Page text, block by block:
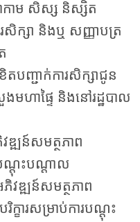
ាកាម សិស្ស និស្សិត
សិក្សា និងឬ សញ្ញាបត្រ
បញ្ជាក់ការសិក្សាជូន
ងមហាផ្ទៃ និងនៅរដ្ឋបាល
ឌ្ឍន៍សមត្ថភាព
ណ្តុះបណ្តាល
វឌ្ឍន៍សមត្ថភាព
ខារសម្រាប់ការបណ្តុះ